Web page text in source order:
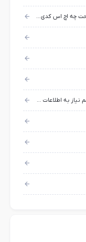
واردات و صادرات رینگ آلومینیومی خودرو تحت چه اچ اس کدی انچام میشه؟
میخواهم واردات تایر از کشور چین انجام دهم نیاز به اطلاعات بیشتر دارم